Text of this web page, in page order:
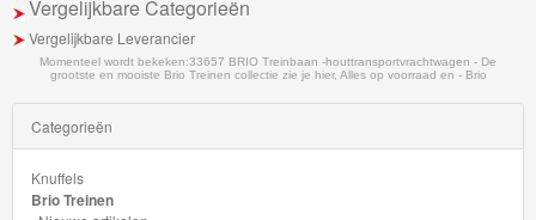
School
Chuggington
Hot
Wheels
Vergelijkbare Categorieën
Vergelijkbare Leverancier
Momenteel wordt bekeken:33657 BRIO Treinbaan -houttransportvrachtwagen - De
grootste en mooiste Brio Treinen collectie zie je hier, Alles op voorraad en - Brio
Categorieën
Knuffels
Brio Treinen